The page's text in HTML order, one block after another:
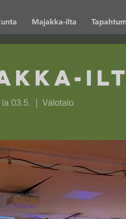
Majakka-ilta
la 03.5.
  |
Valotalo